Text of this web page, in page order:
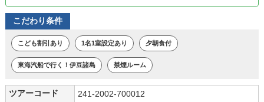
こだわり条件
こども割引あり 1名1室設定あり 夕朝食付
東海汽船で行く！伊豆諸島 禁煙ルーム
ツアーコード
241-2002-700012